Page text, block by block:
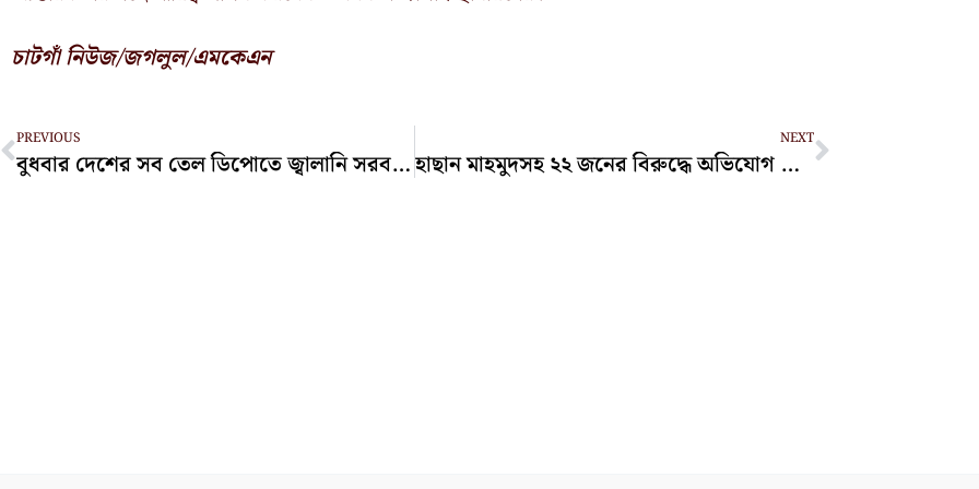
চাটগাঁ নিউজ/জগলুল/এমকেএন
Prev
PREVIOUS
বুধবার দেশের সব তেল ডিপোতে জ্বালানি সরবরাহ বন্ধ
NEXT
হাছান মাহমুদসহ ২২ জনের বিরুদ্ধে অভিযোগ গঠন, সাক্ষ্যগ্রহণ ৬ আগস্ট
Next